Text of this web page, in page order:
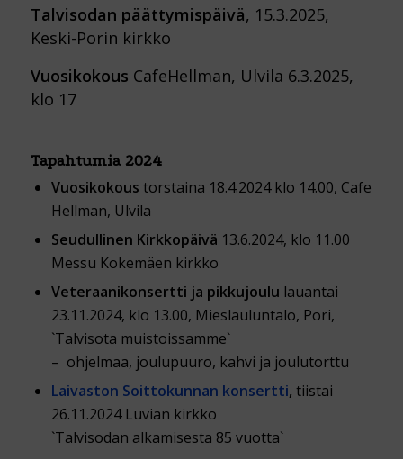
Talvisodan päättymispäivä, 15.3.2025,
Keski-Porin kirkko
Vuosikokous CafeHellman, Ulvila 6.3.2025,
klo 17
Tapahtumia 2024
Vuosikokous torstaina 18.4.2024 klo 14.00, Cafe
Hellman, Ulvila
Seudullinen Kirkkopäivä 13.6.2024, klo 11.00
Messu Kokemäen kirkko
Veteraanikonsertti ja pikkujoulu lauantai
23.11.2024, klo 13.00, Mieslauluntalo, Pori,
`Talvisota muistoissamme`
– ohjelmaa, joulupuuro, kahvi ja joulutorttu
Laivaston Soittokunnan konsertti, tiistai
26.11.2024 Luvian kirkko
`Talvisodan alkamisesta 85 vuotta`